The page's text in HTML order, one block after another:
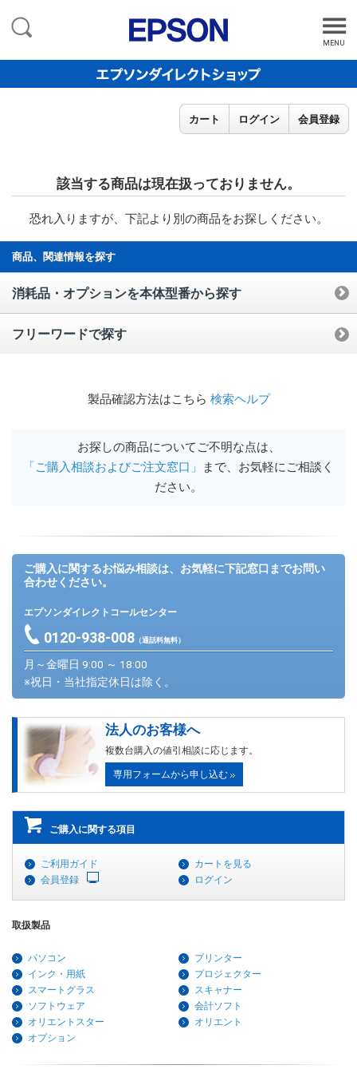
MENU
カート ログイン 会員登録
該当する商品は現在扱っておりません。
恐れ入りますが、下記より別の商品をお探しください。
商品、関連情報を探す
消耗品・オプションを本体型番から探す
フリーワードで探す
製品確認方法はこちら 検索ヘルプ
お探しの商品についてご不明な点は、
「ご購入相談およびご注文窓口」
まで、お気軽にご相談く
ださい。
ご購入に関するお悩み相談は、お気軽に下記窓口までお問い
合わせください。
エプソンダイレクトコールセンター
0120-938-008（通話料無料）
月～金曜日 9:00 ～ 18:00
※祝日・当社指定休日は除く。
法人のお客様へ
複数台購入の値引相談に応じます。
専用フォームから申し込む
ご購入に関する項目
ご利用ガイド
カートを見る
会員登録
ログイン
取扱製品
パソコン
プリンター
インク・用紙
プロジェクター
スマートグラス
スキャナー
ソフトウェア
会計ソフト
オリエントスター
オリエント
オプション